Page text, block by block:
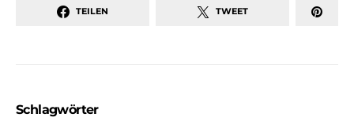
TEILEN TWEET
Schlagwörter